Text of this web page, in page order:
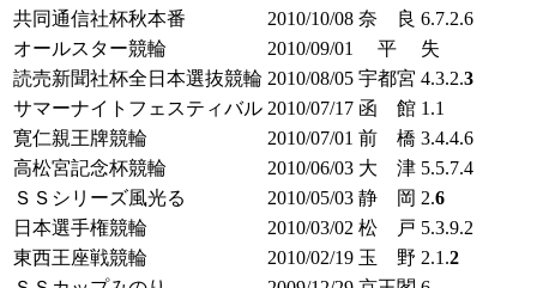
共同通信社杯秋本番
2010/10/08 奈 良 6.7.2.6
オールスター競輪
2010/09/01 平
失
読売新聞社杯全日本選抜競輪 2010/08/05 宇都宮 4.3.2.3
サマーナイトフェスティバル 2010/07/17 函 館 1.1
寛仁親王牌競輪
2010/07/01 前 橋 3.4.4.6
高松宮記念杯競輪
2010/06/03 大 津 5.5.7.4
ＳＳシリーズ風光る
2010/05/03 静 岡 2.6
日本選手権競輪
2010/03/02 松 戸 5.3.9.2
東西王座戦競輪
2010/02/19 玉 野 2.1.2